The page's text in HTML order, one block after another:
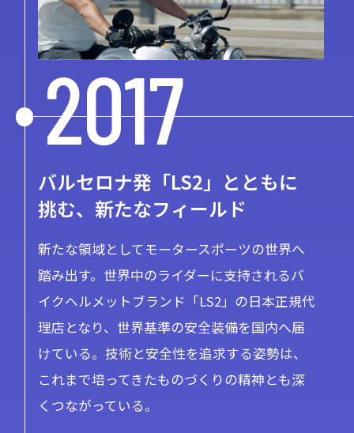
2017
バルセロナ発「LS2」とともに
挑む、新たなフィールド
新たな領域としてモータースポーツの世界へ
踏み出す。世界中のライダーに支持されるバ
イクヘルメットブランド「LS2」の日本正規代
理店となり、世界基準の安全装備を国内へ届
けている。技術と安全性を追求する姿勢は、
これまで培ってきたものづくりの精神とも深
くつながっている。